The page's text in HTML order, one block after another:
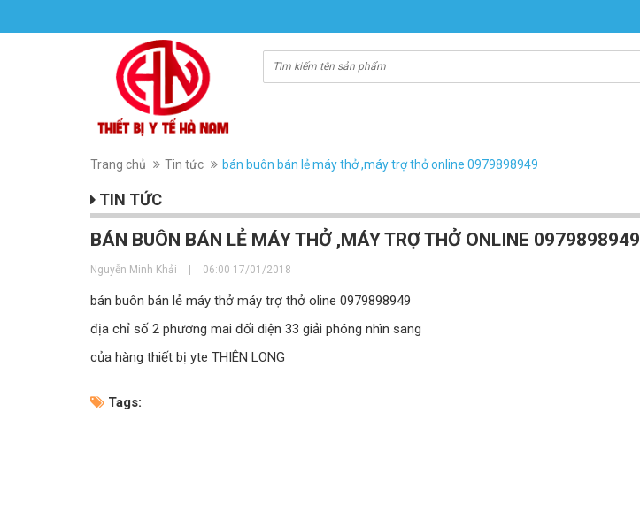
Trang chủ Tin tức bán buôn bán lẻ máy thở ,máy trợ thở online 0979898949
TIN TỨC
BÁN BUÔN BÁN LẺ MÁY THỞ ,MÁY TRỢ THỞ ONLINE 0979898949
Nguyễn Minh Khải 06:00 17/01/2018
bán buôn bán lẻ máy thở máy trợ thở oline 0979898949
địa chỉ số 2 phương mai đối diện 33 giải phóng nhìn sang
của hàng thiết bị yte THIÊN LONG
Tags: